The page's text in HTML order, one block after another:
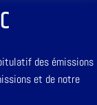
des émissions
et de notre